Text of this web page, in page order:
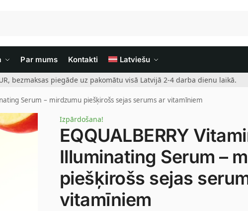
Par mums Kontakti Latviešu
bezmaksas piegāde uz pakomātu visā Latvijā 2-4 darba dienu laikā.
Serum – mirdzumu piešķirošs sejas serums ar vitamīniem
Izpārdošana!
EQQUALBERRY
Illuminating Serum –
piešķirošs sejas
vitamīniem